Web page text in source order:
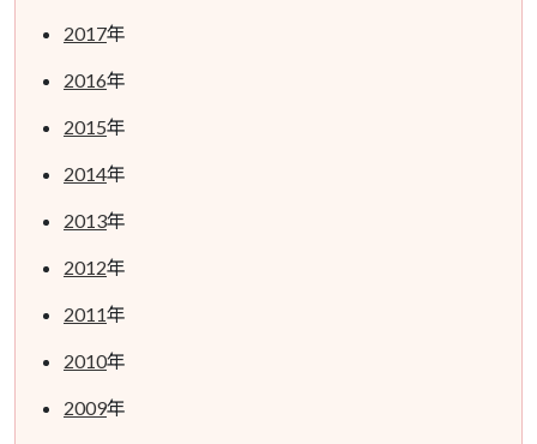
2017年
2016年
2015年
2014年
2013年
2012年
2011年
2010年
2009年